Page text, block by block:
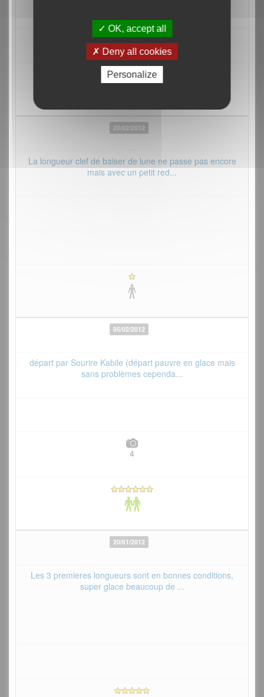
20/02/2012
La longueur clef de baiser de lune ne passe pas encore
mais avec un petit red...
05/02/2012
départ par Sourire Kabile (départ pauvre en glace mais
sans problèmes cependa...
4
20/01/2012
Les 3 premieres longueurs sont en bonnes conditions,
super glace beaucoup de ...
OK, accept all
Deny all cookies
Personalize